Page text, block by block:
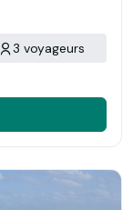
3 voyageurs